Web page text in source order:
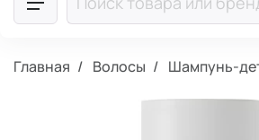
Главная Волосы Шампунь-